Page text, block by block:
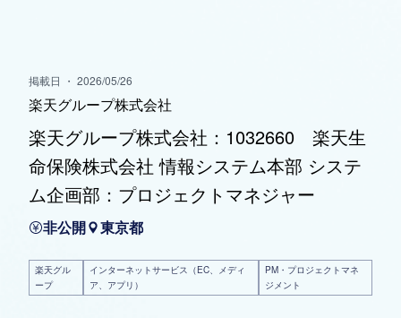
掲載日 ・ 2026/05/26
楽天グループ株式会社
楽天グループ株式会社：1032660 楽天生
命保険株式会社 情報システム本部 システ
ム企画部：プロジェクトマネジャー
非公開 東京都
楽天グル
ープ
インターネットサービス（EC、メディ
ア、アプリ）
PM・プロジェクトマネ
ジメント